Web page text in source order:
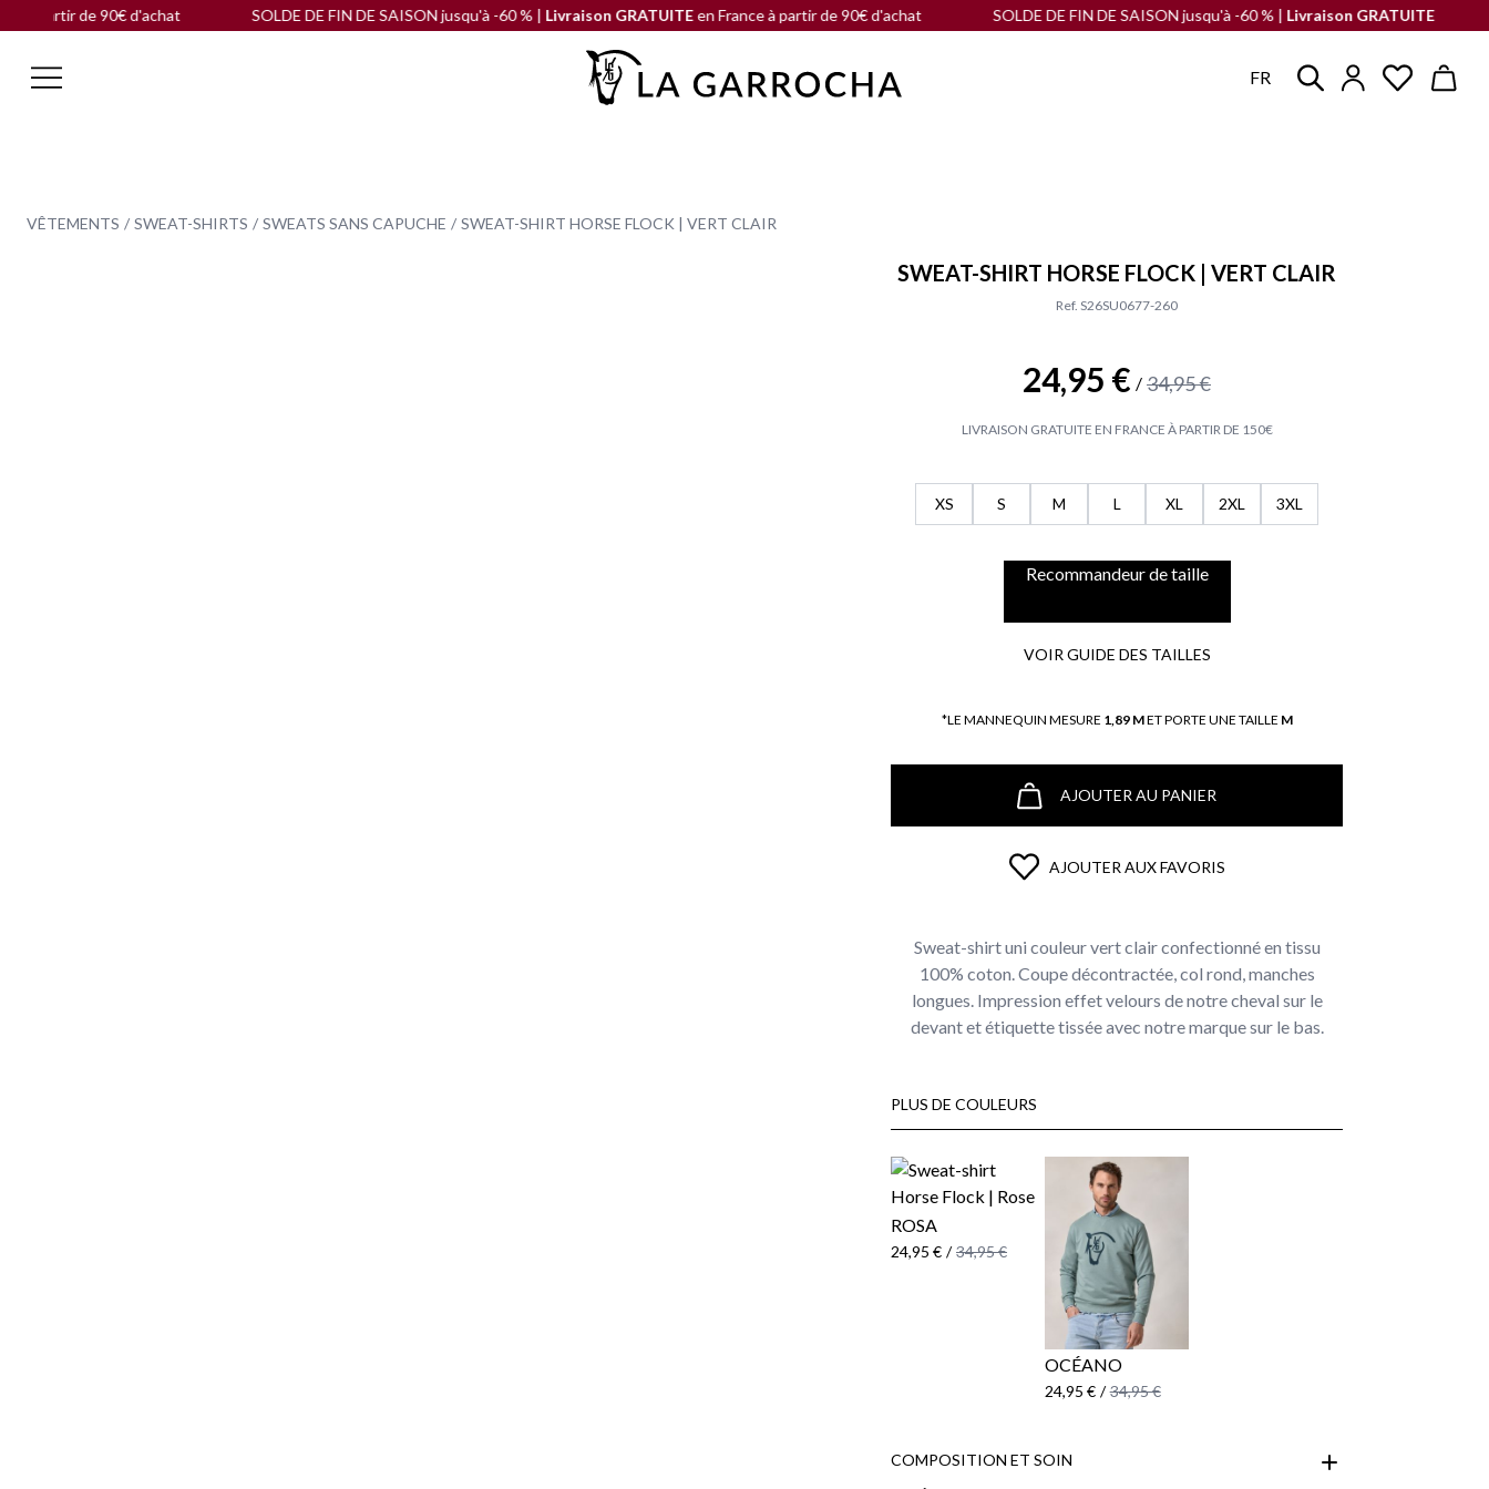
de 90€ d'achat SOLDE DE FIN DE SAISON jusqu'à -60 % |Livraison GRATUITEen France à partir de 90€ d'achat SOLDE DE FIN DE SAISON jusqu'à -60 % |Livraison GRATUITEen France à
FR
VÊTEMENTS SWEAT-SHIRTS SWEATS SANS CAPUCHE SWEAT-SHIRT HORSE FLOCK | VERT CLAIR
SWEAT-SHIRT HORSE FLOCK | VERT CLAIR
Ref. S26SU0677-260
24,95 € / 34,95 €
LIVRAISON GRATUITE EN FRANCE À PARTIR DE 150€
XS S M L XL 2XL 3XL
Recommandeur de taille
VOIR GUIDE DES TAILLES
*LE MANNEQUIN MESURE 1,89 MET PORTE UNE TAILLE M
AJOUTER AU PANIER
AJOUTER AUX FAVORIS
Sweat-shirt uni couleur vert clair confectionné en tissu
100% coton. Coupe décontractée, col rond, manches
longues. Impression effet velours de notre cheval sur le
devant et étiquette tissée avec notre marque sur le bas.
PLUS DE COULEURS
ROSA
24,95 € / 34,95 €
OCÉANO
24,95 € / 34,95 €
COMPOSITION ET SOIN